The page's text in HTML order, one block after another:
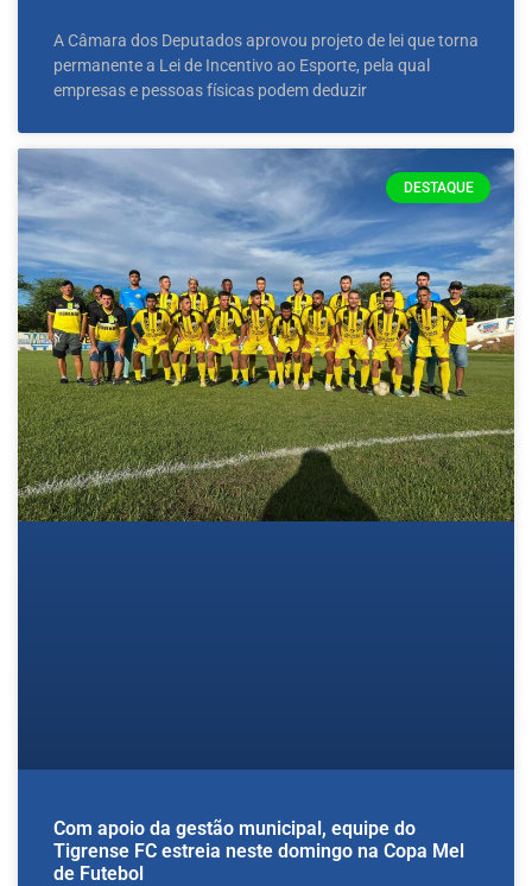
A Câmara dos Deputados aprovou projeto de lei que torna
permanente a Lei de Incentivo ao Esporte, pela qual
empresas e pessoas físicas podem deduzir
DESTAQUE
Com apoio da gestão municipal, equipe do
Tigrense FC estreia neste domingo na Copa Mel
de Futebol